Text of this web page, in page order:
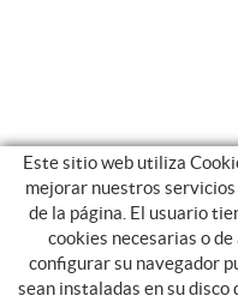
Este sitio web utiliza
mejorar nuestros
de la página. El usuario
cookies necesarias o
configurar su navegador
sean instaladas en su disco